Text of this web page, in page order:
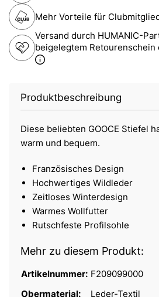
Mehr Vorteile für
Versand durch HUMANIC-
beigelegtem Retourenschein
Produktbeschreibung
Diese beliebten GOOCE Stiefel
warm und bequem.
Französisches Design
Hochwertiges Wildleder
Zeitloses Winterdesign
Warmes Wollfutter
Rutschfeste Profilsohle
Mehr zu diesem Produkt:
Artikelnummer: F209099000
Obermaterial:
Leder-Textil